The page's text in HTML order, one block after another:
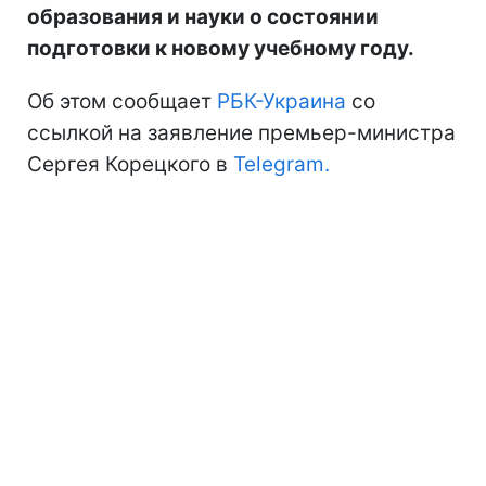
образования и науки о состоянии
подготовки к новому учебному году.
Об этом сообщает РБК-Украина со
ссылкой на заявление премьер-министра
Сергея Корецкого в Telegram.